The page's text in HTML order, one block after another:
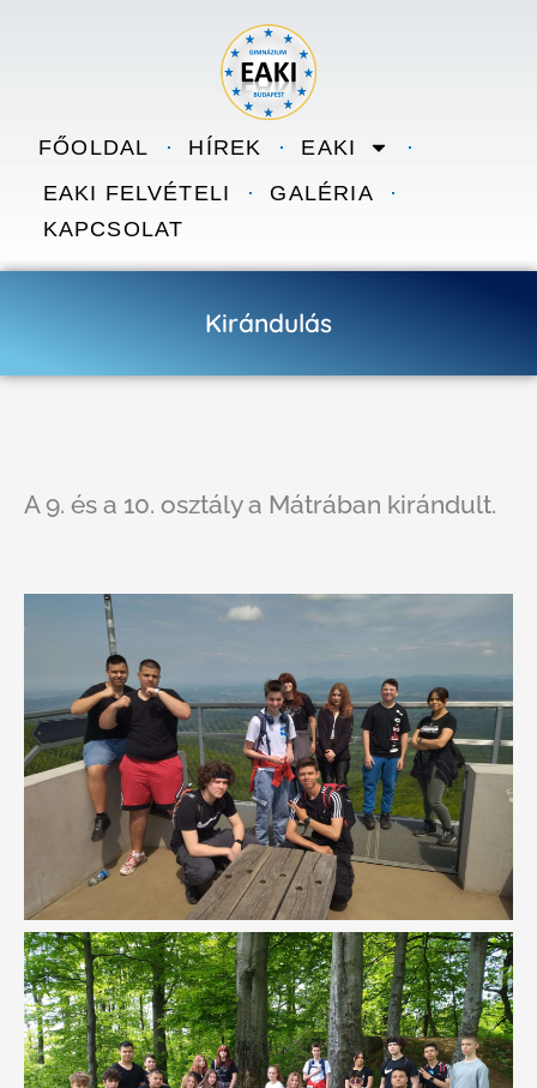
FŐOLDAL HÍREK
EAKI
EAKI FELVÉTELI
GALÉRIA
KAPCSOLAT
Kirándulás
A 9. és a 10. osztály a Mátrában kirándult.